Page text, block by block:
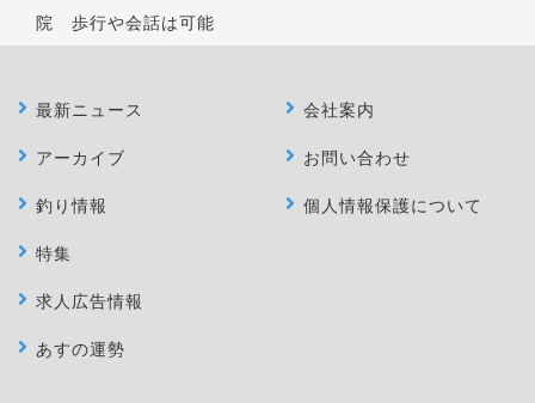
院 歩行や会話は可能
最新ニュース
アーカイブ
釣り情報
特集
求人広告情報
あすの運勢
会社案内
お問い合わせ
個人情報保護について